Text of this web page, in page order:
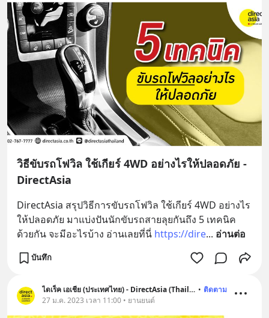
วิธีขับรถโฟวิล ใช้เกียร์ 4WD อย่างไรให้ปลอดภัย -
DirectAsia
DirectAsia สรุปวิธีการขับรถโฟวิล ใช้เกียร์ 4WD อย่างไร
ให้ปลอดภัย มาแบ่งปันนักขับรถสายลุยกันถึง 5 เทคนิค
ด้วยกัน จะมีอะไรบ้าง อ่านเลยที่นี่ https://dire... อ่านต่อ
บันทึก
ไดเร็ค เอเชีย (ประเทศไทย) - DirectAsia (Thailand) • ติดตาม
27 ม.ค. 2023 เวลา 11:00 • ยานยนต์